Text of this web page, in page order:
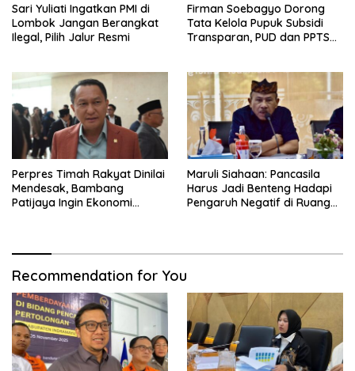
Sari Yuliati Ingatkan PMI di
Lombok Jangan Berangkat
Ilegal, Pilih Jalur Resmi
Firman Soebagyo Dorong
Tata Kelola Pupuk Subsidi
Transparan, PUD dan PPTS
Perpres Timah Rakyat Dinilai
Mendesak, Bambang
Patijaya Ingin Ekonomi
Maruli Siahaan: Pancasila
Harus Jadi Benteng Hadapi
Pengaruh Negatif di Ruang
Recommendation for You